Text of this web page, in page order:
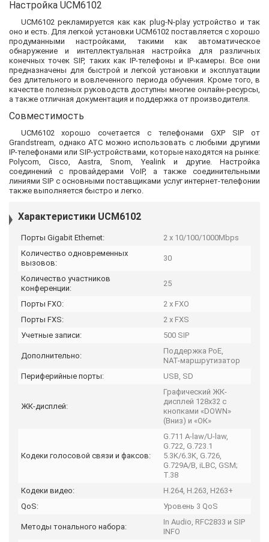
Настройка UCM6102
UCM6102 рекламируется как как plug-N-play устройство и так
оно и есть. Для легкой установки UCM6102 поставляется с хорошо
продуманными настройками, такими как автоматическое
обнаружение и интеллектуальная настройка для различных
конечных точек SIP, таких как IP-телефоны и IP-камеры. Все они
предназначены для быстрой и легкой установки и эксплуатации
без длительного и вовлеченного периода обучения. Кроме того, в
качестве полезных руководств доступны многие онлайн-ресурсы,
а также отличная документация и поддержка от производителя.
Совместимость
UCM6102 хорошо сочетается с телефонами GXP SIP от
Grandstream, однако АТС можно использовать с любыми другими
IP-телефонами или SIP-устройствами, которые находятся на рынке:
Polycom, Cisco, Aastra, Snom, Yealink и другие. Настройка
соединений с провайдерами VoIP, а также соединительными
линиями SIP с основными поставщиками услуг интернет-телефонии
также выполняется быстро и легко.
Характеристики UCM6102
Порты Gigabit Ethernet:
2 x 10/100/1000Mbps
Количество одновременных
вызовов:
30
Количество участников
конференции:
25
Порты FXO:
2 x FXO
Порты FXS:
2 x FXS
Учетные записи:
500 SIP
Дополнительно:
Поддержка PoE,
NAT-маршрутизатор
Периферийные порты:
USB, SD
ЖК-дисплей:
Графический ЖК-
дисплей 128x32 с
кнопками «DOWN»
(Вниз) и «ОК»
Кодеки голосовой связи и факсов:
G.711 A-law/U-law,
G.722, G.723.1
5.3K/6.3K, G.726,
G.729A/B, iLBC, GSM;
T.38
Кодеки видео:
H.264, H.263, H263+
QoS:
Уровень 3 QoS
Методы тонального набора:
In Audio, RFC2833 и SIP
INFO